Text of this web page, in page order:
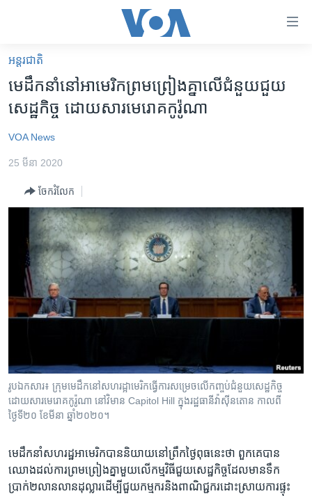
គេហទំព័រ​
ទាក់ទង
និង​
ទំព័រ​
ទំព័រ​
រចនា
និង​
ទៅ​
កាន់​
កម្ពុជា
អន្តរជាតិ
កម្ពុជាច្នៃប្រតិដ្ឋ
ព្រឹត្តិការណ៍ព័ត៌មាន
ទូរទស្សន៍ / វីដេអូ​
វិទ្យុ / ផតខាសថ៍
កម្មវិធីទាំងអស់
បណ្តាញ​សង្គម
អន្តរជាតិ
មេដឹកនាំនៅអាមេរិកព្រមព្រៀងគ្នាលើជំនួយជួយ
សេដ្ឋកិច្ច ដោយសារមេរោគកូរ៉ូណា
VOA News
25 មីនា 2020
ចែករំលែក
រូបឯកសារ៖ ក្រុមមេដឹកនៅសហរដ្អាមេរិកធ្វើការសម្រេចលើកញ្ចប់ជំនួយសេដ្ឋកិច្ច
ដោយសារមេរោគកូរ៉ូណា នៅវិមាន Capitol Hill ក្នុង​រដ្ឋធានីវ៉ាស៊ីនតោន កាលពី
ថ្ងៃទី២០ ខែមីនា ឆ្នាំ២០២០។
មេដឹកនាំសហរដ្ឋអាមេរិកបាននិយាយនៅព្រឹកថ្ងៃពុធនេះថា ពួកគេបាន
ឈោងដល់ការព្រមព្រៀងគ្នាមួយលើកម្មវិធីជួយសេដ្ឋកិច្ចដែលមានទឹក
ប្រាក់២លានលានដុល្លារដើម្បីជួយកម្មករនិងពាណិជ្ជករដោះស្រាយការផ្ទុះ